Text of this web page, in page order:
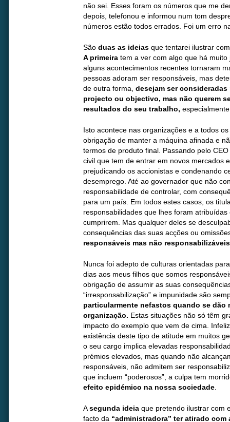
não sei. Esses foram os números que me
depois, telefonou e informou num tom
números estão todos errados. Foi um erro
São duas as ideias que tentarei ilustrar
A primeira tem a ver com algo que há
alguns acontecimentos recentes tornaram
pessoas adoram ser responsáveis, mas
de outra forma, desejam ser
projecto ou objectivo, mas não querem
resultados do seu trabalho,
Isto acontece nas organizações e a todos
obrigação de manter a máquina afinada e
termos de produto final. Passando pelo
civil que tem de entrar em novos mercados
prejudicando os accionistas e condenando
desemprego. Até ao governador que não
responsabilidade de controlar, com
para um país. Em todos estes casos, os
responsabilidades que lhes foram
cumprirem. Mas qualquer deles se
consequências das suas acções ou
responsáveis mas não
Nunca foi adepto de culturas orientadas
dias aos meus filhos que somos
obrigação de assumir as suas
“irresponsabilização” e impunidade são
particularmente nefastos quando se dão
organização. Estas situações não só têm
impacto do exemplo que vem de cima.
existência deste tipo de atitude em muitos
o seu cargo implica elevadas
prémios elevados, mas quando não
responsáveis, não admitem ser
que incluem “poderosos”, a culpa tem
efeito epidémico na nossa sociedade.
Asegunda ideia que pretendo ilustrar com
facto da “administradora” ter atirado com